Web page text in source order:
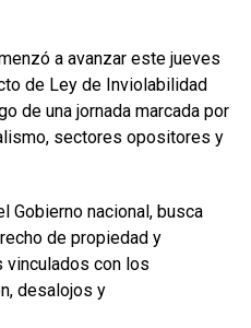
a avanzar este jueves
de Ley de Inviolabilidad
de una jornada marcada por
sectores opositores y
Gobierno nacional, busca
de propiedad y
con los
desalojos y